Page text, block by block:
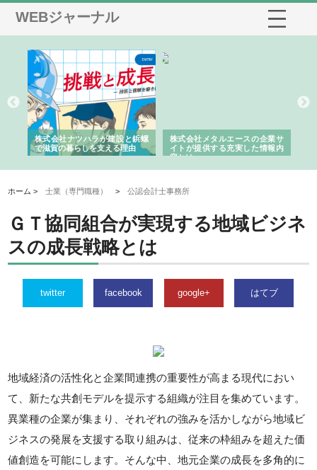
WEBジャーナル
株式会社ナツハラが建設と鋲螺
で滋賀の暮らしを支える理由
株式会社メタルエースの企業サ
イトが提供する充実した情報内
容とは
ホーム >士業（専門職種） >公認会計士事務所
ＧＴ協同組合が実現する地域ビジネ
スの成長戦略とは
twitter facebook google+ はてブ
地域経済の活性化と企業間連携の重要性が高まる現代におい
て、新たな共創モデルを提示する組織が注目を集めています。
異業種の企業が集まり、それぞれの強みを活かしながら地域ビ
ジネスの発展を支援する取り組みは、従来の枠組みを超えた価
値創造を可能にします。そんな中、地元企業の成長を多角的に